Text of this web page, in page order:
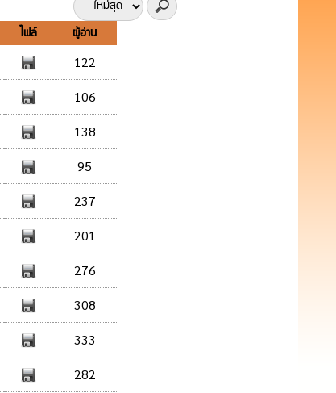
ไฟล์ ผู้อ่าน
122
106
138
95
237
201
276
308
333
282